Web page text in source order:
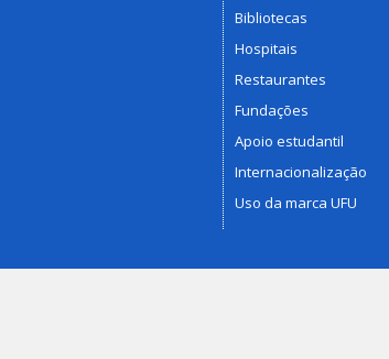
Bibliotecas
Hospitais
Restaurantes
Fundações
Apoio estudantil
Internacionalização
Uso da marca UFU